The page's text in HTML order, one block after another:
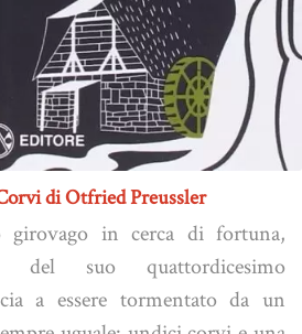
di Otfried Preussler
girovago in cerca di fortuna,
del suo quattordicesimo
a essere tormentato da un